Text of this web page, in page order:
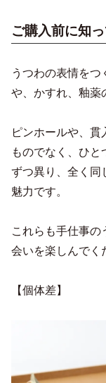
ご購入前に知
うつわの表情を
や、かすれ、釉薬
ピンホールや、
ものでなく、ひ
ずつ異り、全く同
魅力です。
これらも手仕事の
会いを楽しんでく
【個体差】